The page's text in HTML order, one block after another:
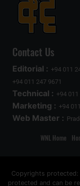
Contact Us
Editorial : +94 011
+94 011 247 9671
Technical : +94
Marketing : +94
Web Master :
WNL Home
Copyrights
protected and can be